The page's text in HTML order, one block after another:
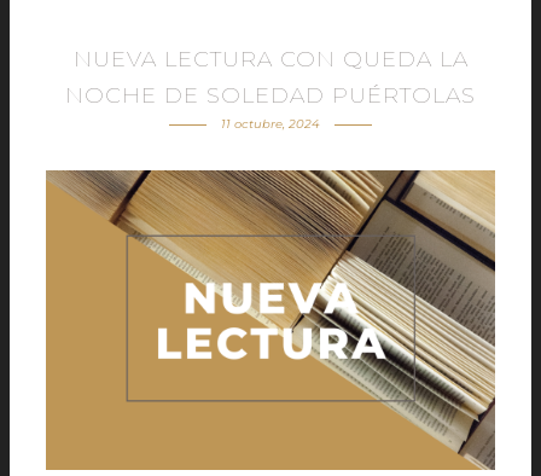
NUEVA LECTURA CON QUEDA LA
NOCHE DE SOLEDAD PUÉRTOLAS
11 octubre, 2024